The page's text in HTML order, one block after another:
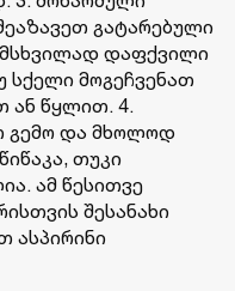
გატარებული
დაფქვილი
სქელი მოგეჩვენათ
ან წყლით. 4.
გემო და მხოლოდ
თუკი
ამ წესითვე
შესანახი
ასპირინი